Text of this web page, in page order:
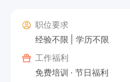
职位要求
经验不限
学历不限
工作福利
免费培训
节日福利